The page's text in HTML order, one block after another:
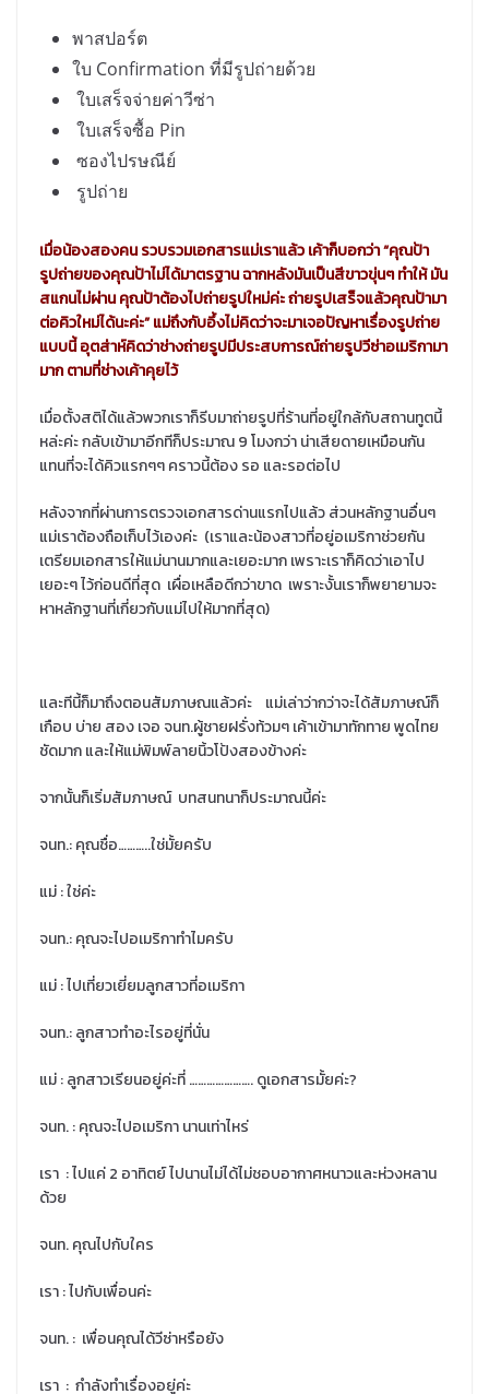
พาสปอร์ต
ใบ Confirmation ที่มีรูปถ่ายด้วย
ใบเสร็จจ่ายค่าวีซ่า
ใบเสร็จซื้อ Pin
ซองไปรษณีย์
รูปถ่าย
เมื่อน้องสองคน รวบรวมเอกสารแม่เราแล้ว เค้าก็บอกว่า “คุณป้า
รูปถ่ายของคุณป้าไม่ได้มาตรฐาน ฉากหลังมันเป็นสีขาวขุ่นๆ ทำให้ มัน
สแกนไม่ผ่าน คุณป้าต้องไปถ่ายรูปใหม่ค่ะ ถ่ายรูปเสร็จแล้วคุณป้ามา
ต่อคิวใหม่ได้นะค่ะ” แม่ถึงกับอึ้งไม่คิดว่าจะมาเจอปัญหาเรื่องรูปถ่าย
แบบนี้ อุตส่าห์คิดว่าช่างถ่ายรูปมีประสบการณ์ถ่ายรูปวีซ่าอเมริกามา
มาก ตามที่ช่างเค้าคุยไว้
เมื่อตั้งสติได้แล้วพวกเราก็รีบมาถ่ายรูปที่ร้านที่อยู่ใกล้กับสถานทูตนี้
หล่ะค่ะ กลับเข้ามาอีกทีก็ประมาณ 9 โมงกว่า น่าเสียดายเหมือนกัน
แทนที่จะได้คิวแรกๆๆ คราวนี้ต้อง รอ และรอต่อไป
หลังจากที่ผ่านการตรวจเอกสารด่านแรกไปแล้ว ส่วนหลักฐานอื่นๆ
แม่เราต้องถือเก็บไว้เองค่ะ (เราและน้องสาวที่อยู่อเมริกาช่วยกัน
เตรียมเอกสารให้แม่นานมากและเยอะมาก เพราะเราก็คิดว่าเอาไป
เยอะๆ ไว้ก่อนดีที่สุด เผื่อเหลือดีกว่าขาด เพราะงั้นเราก็พยายามจะ
หาหลักฐานที่เกี่ยวกับแม่ไปให้มากที่สุด)
และทีนี้ก็มาถึงตอนสัมภาษณแล้วค่ะ แม่เล่าว่ากว่าจะได้สัมภาษณ์ก็
เกือบ บ่าย สอง เจอ จนท.ผู้ชายฝรั่งท้วมๆ เค้าเข้ามาทักทาย พูดไทย
ชัดมาก และให้แม่พิมพ์ลายนิ้วโป้งสองข้างค่ะ
จากนั้นก็เริ่มสัมภาษณ์ บทสนทนาก็ประมาณนี้ค่ะ
จนท.: คุณชื่อ………..ใช่มั้ยครับ
แม่ : ใช่ค่ะ
จนท.: คุณจะไปอเมริกาทำไมครับ
แม่ : ไปเที่ยวเยี่ยมลูกสาวที่อเมริกา
จนท.: ลูกสาวทำอะไรอยู่ที่นั่น
แม่ : ลูกสาวเรียนอยู่ค่ะที่ …………………. ดูเอกสารมั้ยค่ะ?
จนท. : คุณจะไปอเมริกา นานเท่าไหร่
เรา : ไปแค่ 2 อาทิตย์ ไปนานไม่ได้ไม่ชอบอากาศหนาวและห่วงหลาน
ด้วย
จนท. คุณไปกับใคร
เรา : ไปกับเพื่อนค่ะ
จนท. : เพื่อนคุณได้วีซ่าหรือยัง
เรา : กำลังทำเรื่องอยู่ค่ะ